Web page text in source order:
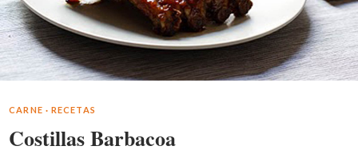
CARNE ·RECETAS
Costillas Barbacoa